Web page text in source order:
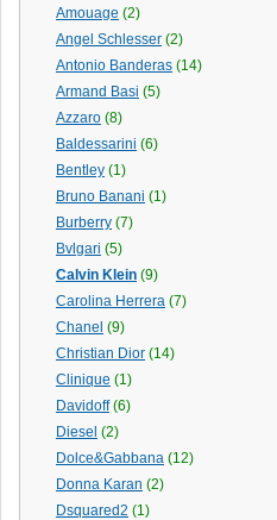
Amouage (2)
Angel Schlesser (2)
Antonio Banderas (14)
Armand Basi (5)
Azzaro (8)
Baldessarini (6)
Bentley (1)
Bruno Banani (1)
Burberry (7)
Bvlgari (5)
Calvin Klein (9)
Carolina Herrera (7)
Chanel (9)
Christian Dior (14)
Clinique (1)
Davidoff (6)
Diesel (2)
Dolce&Gabbana (12)
Donna Karan (2)
Dsquared2 (1)